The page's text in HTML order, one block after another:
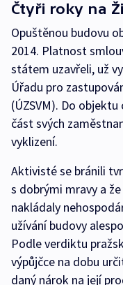
Čtyři roky na
Opuštěnou budovu
2014. Platnost
státem uzavřeli, už
Úřadu pro
(ÚZSVM). Do
část svých
vyklizení.
Aktivisté se bránili
s dobrými mravy a
nakládaly
užívání budovy
Podle verdiktu
výpůjčce na dobu
daný nárok na její